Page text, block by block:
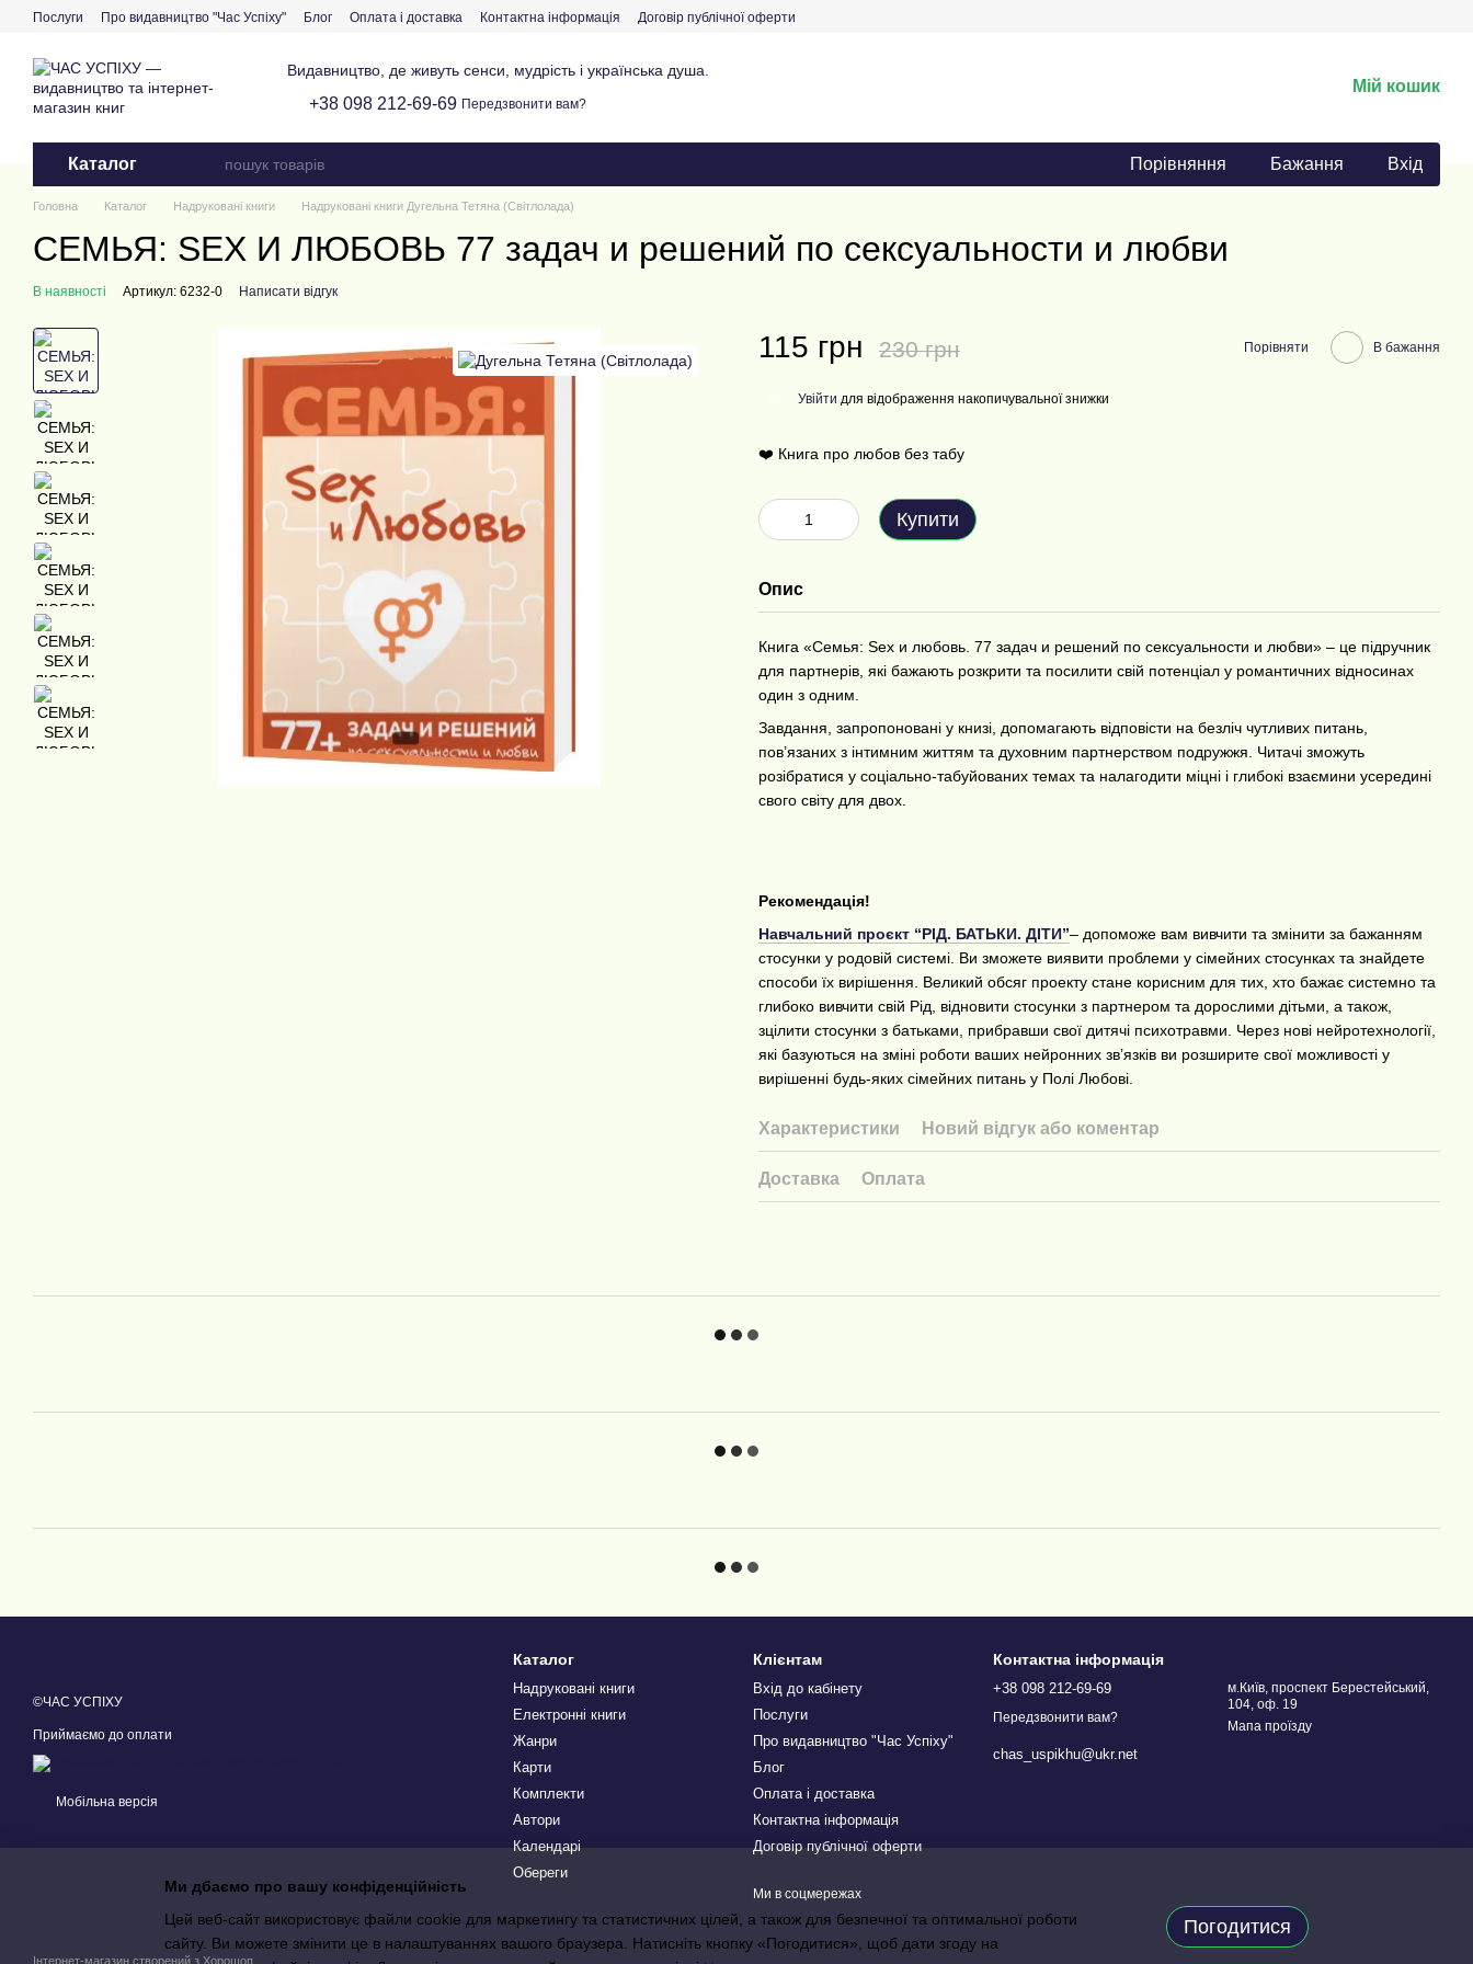
Перейти до основного контенту
Послуги Про видавництво "Час Успіху" Блог Оплата і доставка Контактна інформація Договір публічної оферти
Видавництво, де живуть сенси, мудрість і українська душа.
+38 098 212-69-69 Передзвонити вам?
Мій кошик
Каталог Порівняння Бажання Вхід
Головна Каталог Надруковані книги Надруковані книги Дугельна Тетяна (Світлолада)
СЕМЬЯ: SEX И ЛЮБОВЬ 77 задач и решений по сексуальности и любви
В наявності Артикул: 6232-0 Написати відгук
115 грн 230 грн Порівняти В бажання
Увійти для відображення накопичувальної знижки
❤️ Книга про любов без табу
Купити
Опис
Книга «Семья: Sex и любовь. 77 задач и решений по сексуальности и любви» – це підручник
для партнерів, які бажають розкрити та посилити свій потенціал у романтичних відносинах
один з одним.
Завдання, запропоновані у книзі, допомагають відповісти на безліч чутливих питань,
пов’язаних з інтимним життям та духовним партнерством подружжя. Читачі зможуть
розібратися у соціально-табуйованих темах та налагодити міцні і глибокі взаємини усередині
свого світу для двох.
Рекомендація!
Навчальний проєкт “РІД. БАТЬКИ. ДІТИ”– допоможе вам вивчити та змінити за бажанням
стосунки у родовій системі. Ви зможете виявити проблеми у сімейних стосунках та знайдете
способи їх вирішення. Великий обсяг проекту стане корисним для тих, хто бажає системно та
глибоко вивчити свій Рід, відновити стосунки з партнером та дорослими дітьми, а також,
зцілити стосунки з батьками, прибравши свої дитячі психотравми. Через нові нейротехнології,
які базуються на зміні роботи ваших нейронних зв’язків ви розширите свої можливості у
вирішенні будь-яких сімейних питань у Полі Любові.
Характеристики Новий відгук або коментар
Доставка Оплата
©ЧАС УСПІХУ
Приймаємо до оплати
Мобільна версія
Інтернет-магазин створений з Хорошоп
Каталог
Надруковані книги
Електронні книги
Жанри
Карти
Комплекти
Автори
Календарі
Обереги
Клієнтам
Вхід до кабінету
Послуги
Про видавництво "Час Успіху"
Блог
Оплата і доставка
Контактна інформація
Договір публічної оферти
Ми в соцмережах
Контактна інформація
+38 098 212-69-69
Передзвонити вам?
chas_uspikhu@ukr.net
м.Київ, проспект Берестейський,
104, оф. 19
Мапа проїзду
Ми дбаємо про вашу конфіденційність
Цей веб-сайт використовує файли cookie для маркетингу та статистичних цілей, а також для безпечної та оптимальної роботи
сайту. Ви можете змінити це в налаштуваннях вашого браузера. Натисніть кнопку «Погодитися», щоб дати згоду на
Погодитися